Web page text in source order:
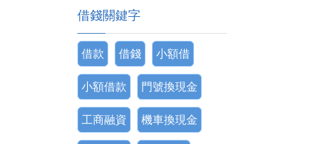
借錢關鍵字
借款 借錢 小額借
小額借款 門號換現金
工商融資 機車換現金